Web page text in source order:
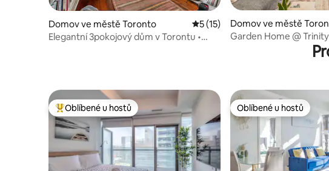
Domov ve městě Toronto Průměrné hodnocení 5 z 5, 15
5 (15)
Elegantní 3pokojový dům v Torontu •
Domov ve městě
Garden Home @
Nejlepší v kategorii Oblíbené u hostů
Oblíbené u hostů Oblíbené u hostů
Oblíbené u hostů